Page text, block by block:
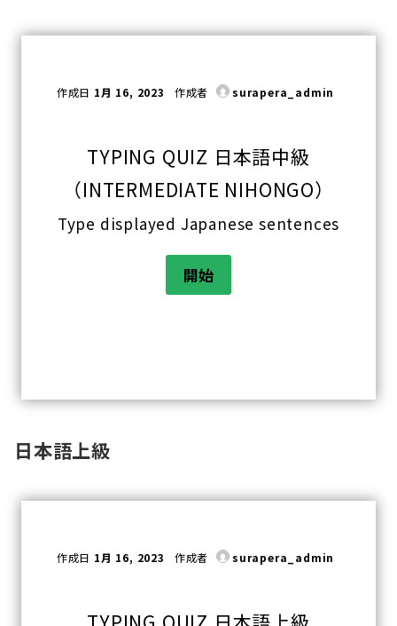
作成日 1月 16, 2023 作成者 surapera_admin
TYPING QUIZ 日本語中級
（INTERMEDIATE NIHONGO）
Type displayed Japanese sentences
日本語上級
作成日 1月 16, 2023 作成者 surapera_admin